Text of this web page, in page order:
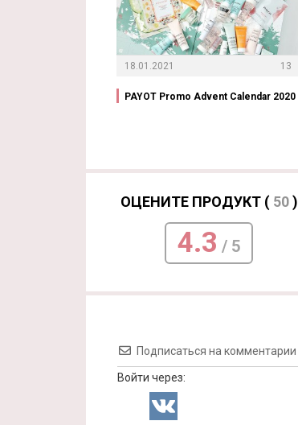
18.01.2021 13
PAYOT Promo Advent Calendar 2020
ОЦЕНИТЕ ПРОДУКТ ( 50)
4.3 / 5
Подписаться на комментарии
Войти через: